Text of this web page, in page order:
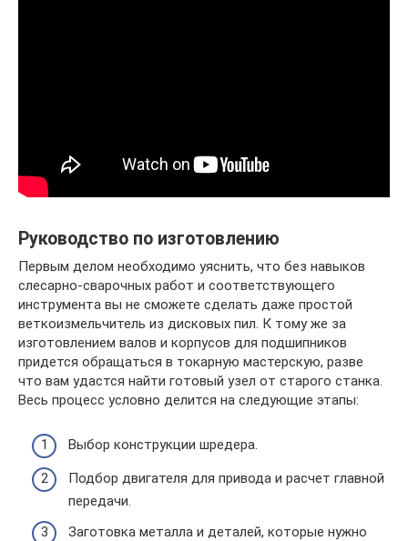
Руководство по изготовлению
Первым делом необходимо уяснить, что без навыков
слесарно-сварочных работ и соответствующего
инструмента вы не сможете сделать даже простой
веткоизмельчитель из дисковых пил. К тому же за
изготовлением валов и корпусов для подшипников
придется обращаться в токарную мастерскую, разве
что вам удастся найти готовый узел от старого станка.
Весь процесс условно делится на следующие этапы:
Выбор конструкции шредера.
Подбор двигателя для привода и расчет главной
передачи.
Заготовка металла и деталей, которые нужно